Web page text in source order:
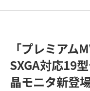
「プレミアム
SXGA対応19
晶モニタ新登